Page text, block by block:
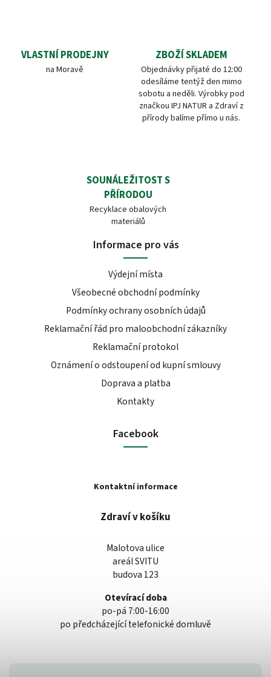
VLASTNÍ PRODEJNY
na Moravě
ZBOŽÍ SKLADEM
Objednávky přijaté do 12:00
odesíláme tentýž den mimo
sobotu a neděli. Výrobky pod
značkou IPJ NATUR a Zdraví z
přírody balíme přímo u nás.
SOUNÁLEŽITOST S
PŘÍRODOU
Recyklace obalových
materiálů
Informace pro vás
Výdejní místa
Všeobecné obchodní podmínky
Podmínky ochrany osobních údajů
Reklamační řád pro maloobchodní zákazníky
Reklamační protokol
Oznámení o odstoupení od kupní smlouvy
Doprava a platba
Kontakty
Facebook
Kontaktní informace
Zdraví v košíku
Malotova ulice
areál SVITU
budova 123
Otevírací doba
po-pá 7:00-16:00
po předcházející telefonické domluvě